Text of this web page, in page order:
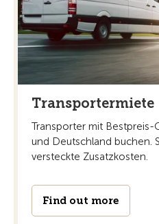
Transportermiete
Transporter mit Bestpreis-
und Deutschland buchen.
versteckte Zusatzkosten.
Find out more